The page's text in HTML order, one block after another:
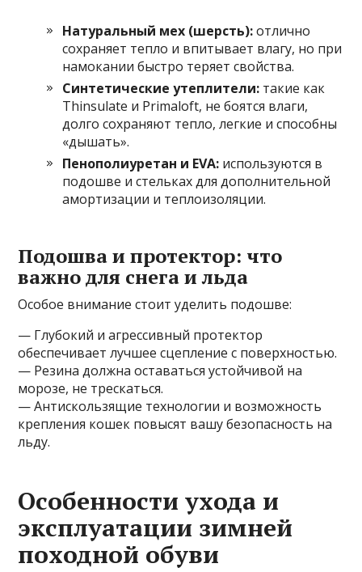
Натуральный мех (шерсть):отлично
сохраняет тепло и впитывает влагу, но при
намокании быстро теряет свойства.
Синтетические утеплители: такие как
Thinsulate и Primaloft, не боятся влаги,
долго сохраняют тепло, легкие и способны
«дышать».
Пенополиуретан и EVA: используются в
подошве и стельках для дополнительной
амортизации и теплоизоляции.
Подошва и протектор: что
важно для снега и льда
Особое внимание стоит уделить подошве:
— Глубокий и агрессивный протектор
обеспечивает лучшее сцепление с поверхностью.
— Резина должна оставаться устойчивой на
морозе, не трескаться.
— Антискользящие технологии и возможность
крепления кошек повысят вашу безопасность на
льду.
Особенности ухода и
эксплуатации зимней
походной обуви